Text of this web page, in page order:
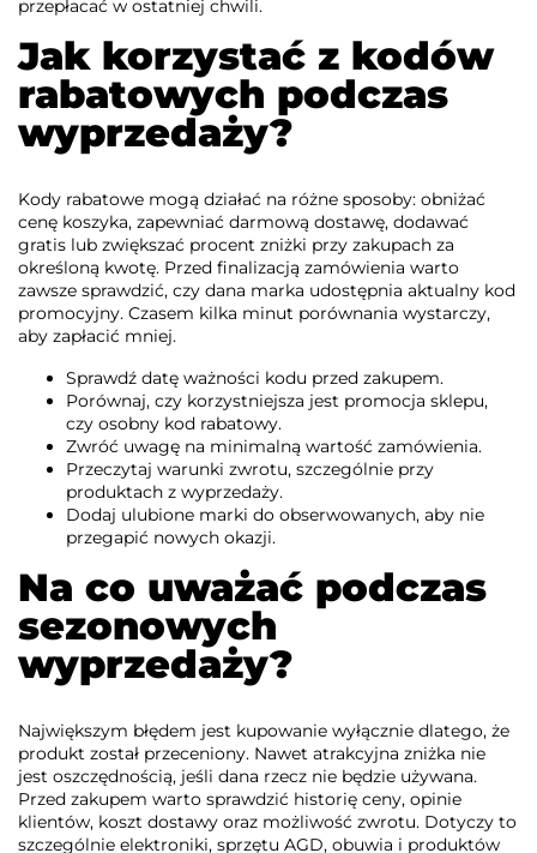
przepłacać w ostatniej chwili.
Jak korzystać z kodów
rabatowych podczas
wyprzedaży?
Kody rabatowe mogą działać na różne sposoby: obniżać
cenę koszyka, zapewniać darmową dostawę, dodawać
gratis lub zwiększać procent zniżki przy zakupach za
określoną kwotę. Przed finalizacją zamówienia warto
zawsze sprawdzić, czy dana marka udostępnia aktualny kod
promocyjny. Czasem kilka minut porównania wystarczy,
aby zapłacić mniej.
Sprawdź datę ważności kodu przed zakupem.
Porównaj, czy korzystniejsza jest promocja sklepu,
czy osobny kod rabatowy.
Zwróć uwagę na minimalną wartość zamówienia.
Przeczytaj warunki zwrotu, szczególnie przy
produktach z wyprzedaży.
Dodaj ulubione marki do obserwowanych, aby nie
przegapić nowych okazji.
Na co uważać podczas
sezonowych
wyprzedaży?
Największym błędem jest kupowanie wyłącznie dlatego, że
produkt został przeceniony. Nawet atrakcyjna zniżka nie
jest oszczędnością, jeśli dana rzecz nie będzie używana.
Przed zakupem warto sprawdzić historię ceny, opinie
klientów, koszt dostawy oraz możliwość zwrotu. Dotyczy to
szczególnie elektroniki, sprzętu AGD, obuwia i produktów